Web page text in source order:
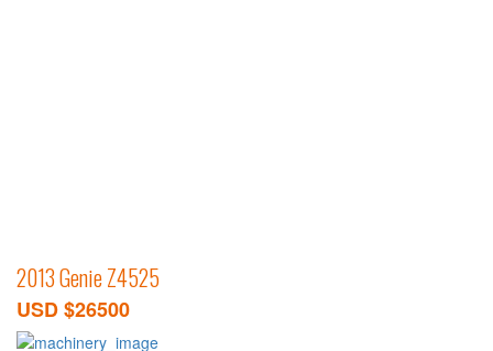
2013 Genie Z4525
USD $26500